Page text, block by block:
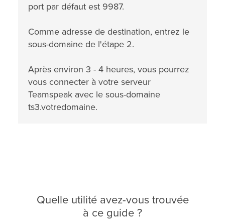
port par défaut est 9987.
Comme adresse de destination, entrez le
sous-domaine de l'étape 2.
Après environ 3 - 4 heures, vous pourrez
vous connecter à votre serveur
Teamspeak avec le sous-domaine
ts3.votredomaine.
Quelle utilité avez-vous trouvée
à ce guide ?